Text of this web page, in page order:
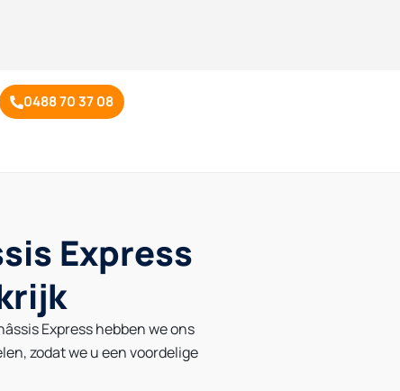
0488 70 37 08
Express
Express hebben we ons
zodat we ueen voordelige